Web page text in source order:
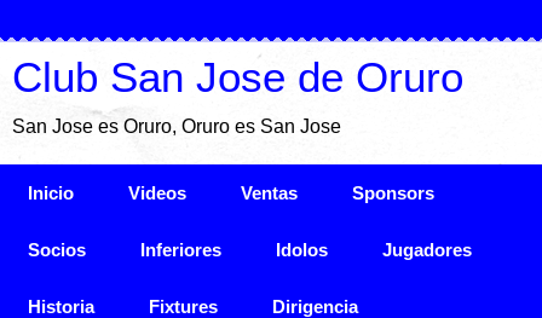
Club San Jose de Oruro
San Jose es Oruro, Oruro es San Jose
Inicio Videos Ventas Sponsors
Socios Inferiores Idolos Jugadores
Historia Fixtures Dirigencia